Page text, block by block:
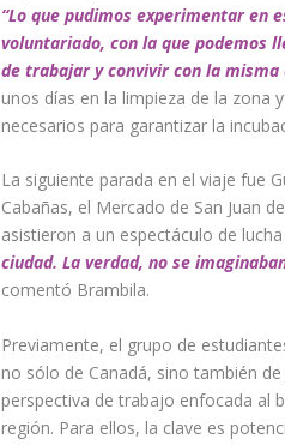
“Lo que pudimos experimentar en
voluntariado, con la que podemos
de trabajar y convivir con la misma
unos días en la limpieza de la zona
necesarios para garantizar la
La siguiente parada en el viaje fue
Cabañas, el Mercado de San Juan
asistieron a un espectáculo de lucha
ciudad. La verdad, no se
comentó Brambila.
Previamente, el grupo de
no sólo de Canadá, sino también
perspectiva de trabajo enfocada al
región. Para ellos, la clave es